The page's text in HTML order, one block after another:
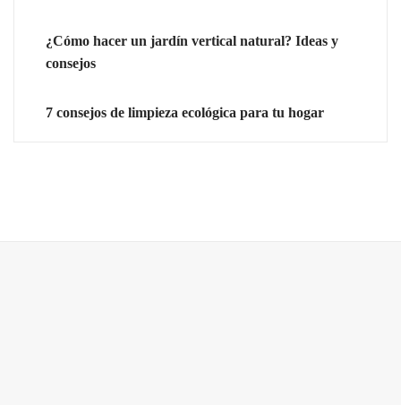
¿Cómo hacer un jardín vertical natural? Ideas y
consejos
7 consejos de limpieza ecológica para tu hogar